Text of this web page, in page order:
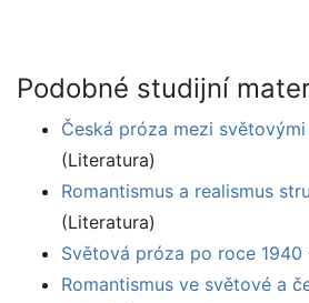
Podobné studijní
Česká próza mezi
(Literatura)
Romantismus a realismus
(Literatura)
Světová próza po roce 1940
Romantismus ve světové a